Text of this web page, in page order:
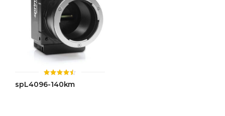
ให้
คะแนน
spL4096-140km